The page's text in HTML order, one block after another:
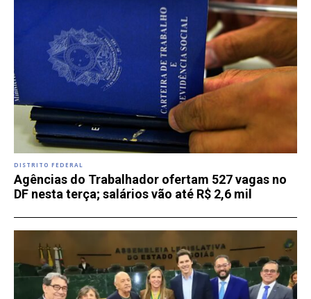
DISTRITO FEDERAL
Agências do Trabalhador ofertam 527 vagas no
DF nesta terça; salários vão até R$ 2,6 mil